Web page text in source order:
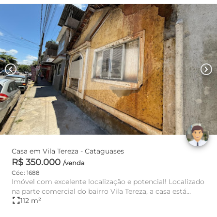
chevron_left chevron_right
Casa em Vila Tereza - Cataguases
R$ 350.000 /venda
Cód: 1688
Imóvel com excelente localização e potencial! Localizado
na parte comercial do bairro Vila Tereza, a casa está
edificada...
fullscreen112 m²